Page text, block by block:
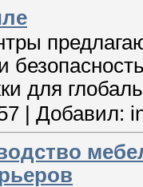
для
Добавил: